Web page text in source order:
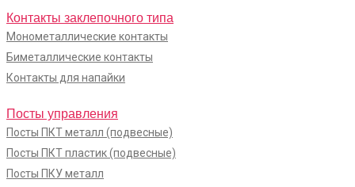
Контакты заклепочного типа
Монометаллические контакты
Биметаллические контакты
Контакты для напайки
Посты управления
Посты ПКТ металл (подвесные)
Посты ПКТ пластик (подвесные)
Посты ПКУ металл